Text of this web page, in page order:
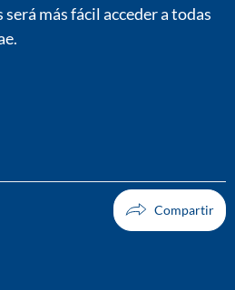
más fácil acceder a todas